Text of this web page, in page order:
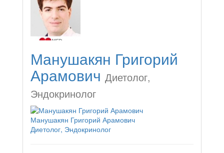
Манушакян Григорий
Арамович Диетолог,
Эндокринолог
Манушакян Григорий Арамович
Диетолог, Эндокринолог